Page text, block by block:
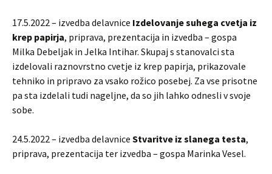
17.5.2022 – izvedba delavnice Izdelovanje suhega cvetja iz
krep papirja, priprava, prezentacija in izvedba – gospa
Milka Debeljak in Jelka Intihar. Skupaj s stanovalci sta
izdelovali raznovrstno cvetje iz krep papirja, prikazovale
tehniko in pripravo za vsako rožico posebej. Za vse prisotne
pa sta izdelali tudi nageljne, da so jih lahko odnesli v svoje
sobe.
24.5.2022 – izvedba delavnice Stvaritve iz slanega testa,
priprava, prezentacija ter izvedba – gospa Marinka Vesel.